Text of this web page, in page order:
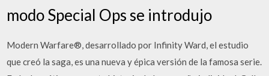
modo Special Ops se introdujo
Modern Warfare®, desarrollado por Infinity Ward, el estudio
que creó la saga, es una nueva y épica versión de la famosa serie.